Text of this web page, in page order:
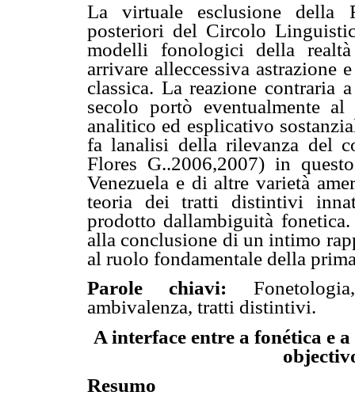
La virtuale esclusione della
posteriori del Circolo
modelli fonologici della
arrivare alleccessiva
classica. La reazione
secolo portò eventualmente
analitico ed esplicativo
fa lanalisi della rilevanza del
Flores G..2006,2007) in
Venezuela e di altre varietà
teoria dei tratti distintivi innati
prodotto dallambiguità
alla conclusione di un intimo
al ruolo fondamentale della
Parole chiavi:
ambivalenza, tratti distintivi.
A interface entre a fonética e
Resumo